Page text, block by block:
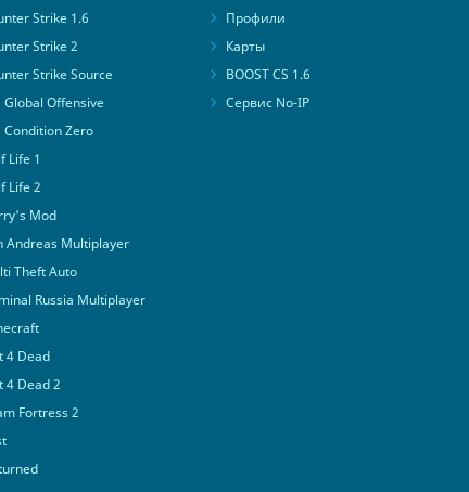
Strike 1.6
Strike 2
Strike Source
Offensive
Zero
Life 1
Life 2
Mod
Andreas Multiplayer
Theft Auto
Russia Multiplayer
4 Dead
4 Dead 2
Fortress 2
Профили
Карты
BOOST CS 1.6
Сервис No-IP